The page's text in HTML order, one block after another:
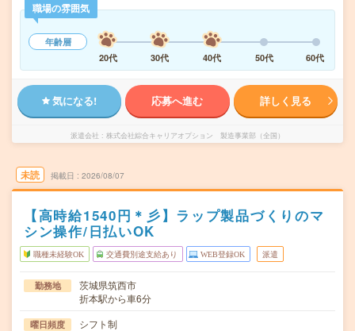
職場の雰囲気
年齢層
20代
30代 40代 50代 60代
気になる! 応募へ進む 詳しく見る
派遣会社 株式会社綜合キャリアオプション 製造事業部（全国）
未読 掲載日 2026/08/07
【高時給1540円＊彡】ラップ製品づくりのマ
シン操作/日払いOK
職種未経験OK 交通費別途支給あり WEB登録OK 派遣
勤務地
茨城県筑西市
折本駅から車6分
曜日頻度 シフト制